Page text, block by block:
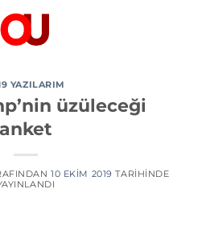
YAZILARIM
üzüleceği
anket
10 EKIM 2019 TARIHINDE